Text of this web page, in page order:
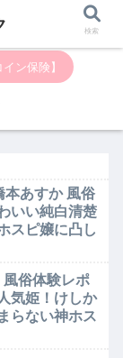
ン保険】
本あすか 風俗
いい純白清楚
スピ嬢に凸し
俗体験レポ
気姫！けしか
らない神ホス
検索